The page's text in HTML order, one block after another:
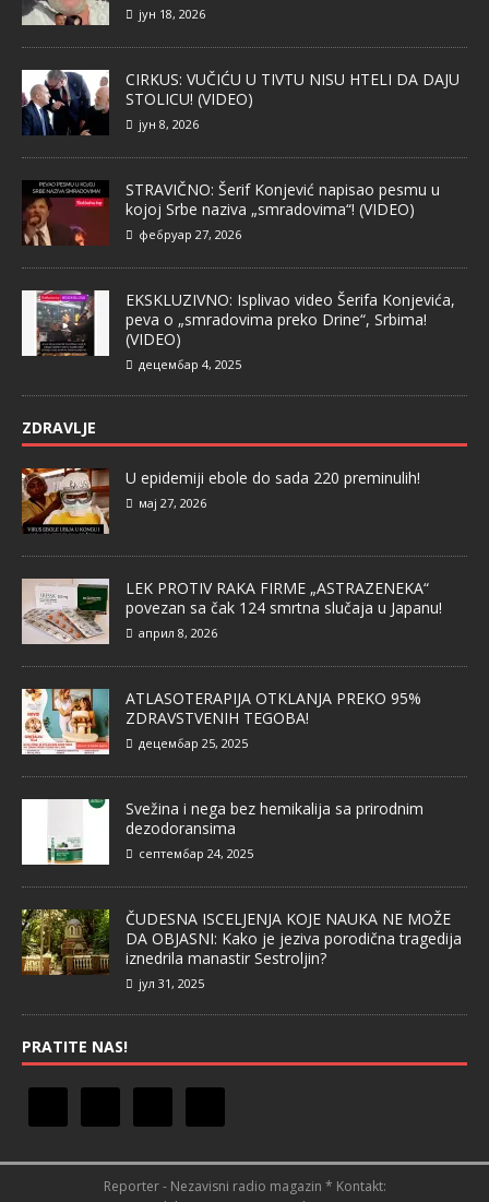
јун 18, 2026
CIRKUS: VUČIĆU U TIVTU NISU HTELI DA DAJU
STOLICU! (VIDEO)
јун 8, 2026
STRAVIČNO: Šerif Konjević napisao pesmu u
kojoj Srbe naziva „smradovima“! (VIDEO)
фебруар 27, 2026
EKSKLUZIVNO: Isplivao video Šerifa Konjevića,
peva o „smradovima preko Drine“, Srbima!
(VIDEO)
децембар 4, 2025
ZDRAVLJE
U epidemiji ebole do sada 220 preminulih!
мај 27, 2026
LEK PROTIV RAKA FIRME „ASTRAZENEKA“
povezan sa čak 124 smrtna slučaja u Japanu!
април 8, 2026
ATLASOTERAPIJA OTKLANJA PREKO 95%
ZDRAVSTVENIH TEGOBA!
децембар 25, 2025
Svežina i nega bez hemikalija sa prirodnim
dezodoransima
септембар 24, 2025
ČUDESNA ISCELJENJA KOJE NAUKA NE MOŽE
DA OBJASNI: Kako je jeziva porodična tragedija
iznedrila manastir Sestroljin?
јул 31, 2025
PRATITE NAS!
Reporter - Nezavisni radio magazin * Kontakt: